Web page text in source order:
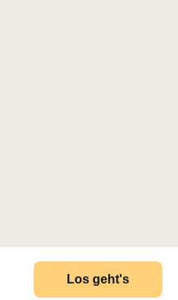
Los geht's
Datenschutzerklärung